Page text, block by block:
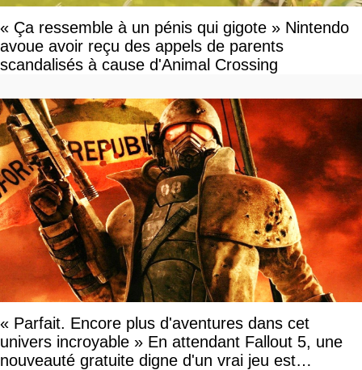
« Ça ressemble à un pénis qui gigote » Nintendo
avoue avoir reçu des appels de parents
scandalisés à cause d'Animal Crossing
« Parfait. Encore plus d'aventures dans cet
univers incroyable » En attendant Fallout 5, une
nouveauté gratuite digne d'un vrai jeu est